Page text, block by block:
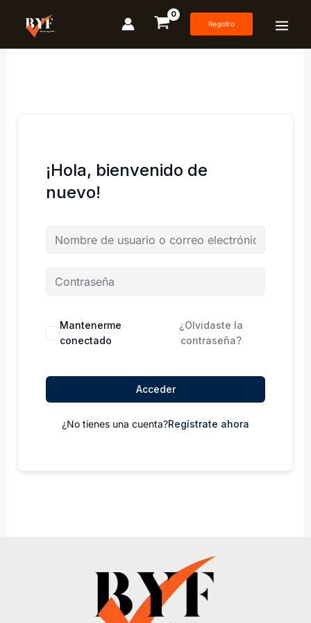
contenido
Registro
¡Hola, bienvenido de
nuevo!
Mantenerme
conectado
¿Olvidaste la
contraseña?
Acceder
¿No tienes una cuenta?Regístrate ahora